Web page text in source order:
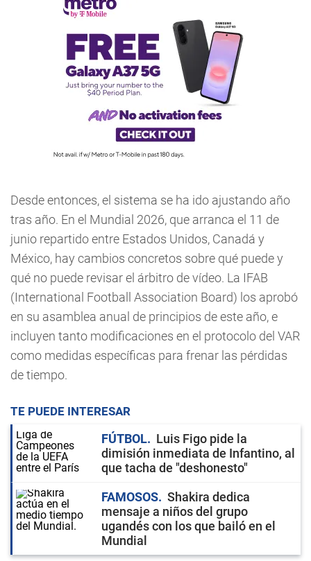
Desde entonces, el sistema se ha ido ajustando año
tras año. En el Mundial 2026, que arranca el 11 de
junio repartido entre Estados Unidos, Canadá y
México, hay cambios concretos sobre qué puede y
qué no puede revisar el árbitro de vídeo. La IFAB
(International Football Association Board) los aprobó
en su asamblea anual de principios de este año, e
incluyen tanto modificaciones en el protocolo del VAR
como medidas específicas para frenar las pérdidas
de tiempo.
TE PUEDE INTERESAR
FÚTBOL
Luis Figo pide la
dimisión inmediata de Infantino, al
que tacha de "deshonesto"
FAMOSOS
Shakira dedica
mensaje a niños del grupo
ugandés con los que bailó en el
Mundial